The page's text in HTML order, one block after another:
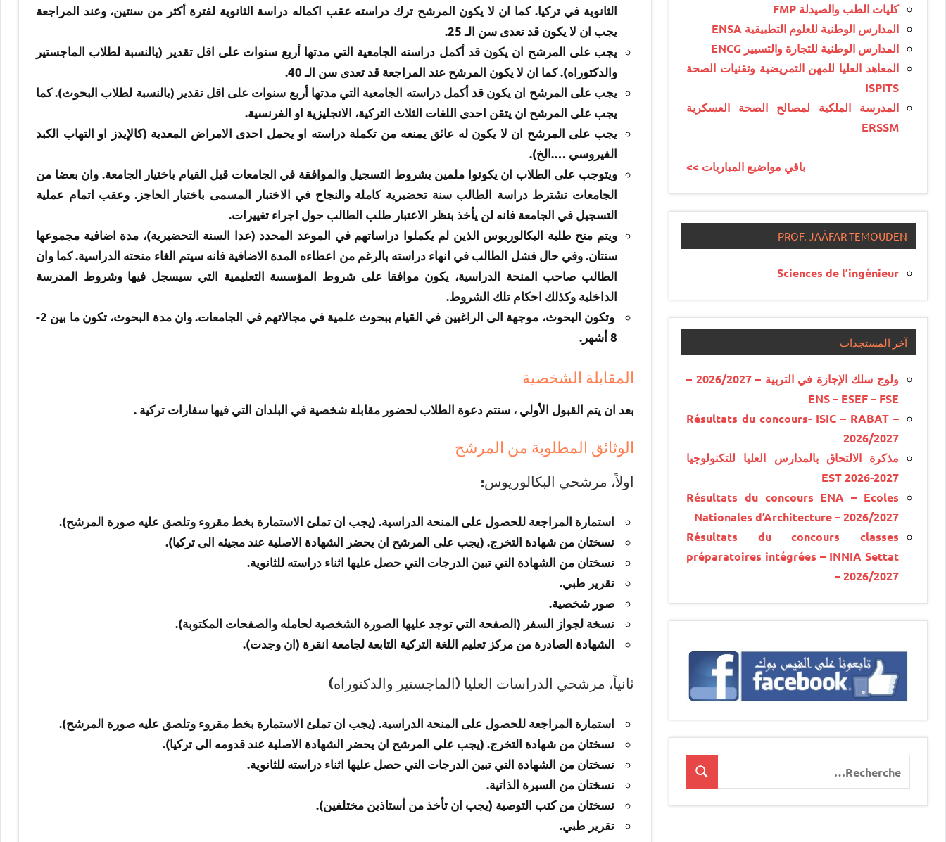
الثانوية في تركيا. كما ان لا يكون المرشح ترك دراسته عقب اكماله دراسة الثانوية لفترة أكثر من سنتين، وعند المراجعة
يجب ان لا يكون قد تعدى سن الـ 25.
يجب على المرشح ان يكون قد أكمل دراسته الجامعية التي مدتها أربع سنوات على اقل تقدير (بالنسبة لطلاب الماجستير
والدكتوراه). كما ان لا يكون المرشح عند المراجعة قد تعدى سن الـ 40.
يجب على المرشح ان يكون قد أكمل دراسته الجامعية التي مدتها أربع سنوات على اقل تقدير (بالنسبة لطلاب البحوث). كما
يجب على المرشح ان يتقن احدى اللغات الثلاث التركية، الانجليزية او الفرنسية.
يجب على المرشح ان لا يكون له عائق يمنعه من تكملة دراسته او يحمل احدى الامراض المعدية (كالإيدز او التهاب الكبد
الفيروسي ….الخ).
ويتوجب على الطلاب ان يكونوا ملمين بشروط التسجيل والموافقة في الجامعات قبل القيام باختيار الجامعة. وان بعضا من
الجامعات تشترط دراسة الطالب سنة تحضيرية كاملة والنجاح في الاختبار المسمى باختبار الحاجز. وعقب اتمام عملية
التسجيل في الجامعة فانه لن يأخذ بنظر الاعتبار طلب الطالب حول اجراء تغييرات.
ويتم منح طلبة البكالوريوس الذين لم يكملوا دراساتهم في الموعد المحدد (عدا السنة التحضيرية)، مدة اضافية مجموعها
سنتان. وفي حال فشل الطالب في انهاء دراسته بالرغم من اعطاءه المدة الاضافية فانه سيتم الغاء منحته الدراسية. كما وان
الطالب صاحب المنحة الدراسية، يكون موافقا على شروط المؤسسة التعليمية التي سيسجل فيها وشروط المدرسة
الداخلية وكذلك احكام تلك الشروط.
وتكون البحوث، موجهة الى الراغبين في القيام ببحوث علمية في مجالاتهم في الجامعات. وان مدة البحوث، تكون ما بين 2-
8 أشهر.
المقابلة الشخصية
بعد ان يتم القبول الأولي ، ستتم دعوة الطلاب لحضور مقابلة شخصية في البلدان التي فيها سفارات تركية .
الوثائق المطلوبة من المرشح
اولاً، مرشحي البكالوريوس:
استمارة المراجعة للحصول على المنحة الدراسية. (يجب ان تملئ الاستمارة بخط مقروء وتلصق عليه صورة المرشح).
نسختان من شهادة التخرج. (يجب على المرشح ان يحضر الشهادة الاصلية عند مجيئه الى تركيا).
نسختان من الشهادة التي تبين الدرجات التي حصل عليها اثناء دراسته للثانوية.
تقرير طبي.
صور شخصية.
نسخة لجواز السفر (الصفحة التي توجد عليها الصورة الشخصية لحامله والصفحات المكتوبة).
الشهادة الصادرة من مركز تعليم اللغة التركية التابعة لجامعة انقرة (ان وجدت).
ثانياً، مرشحي الدراسات العليا (الماجستير والدكتوراه)
استمارة المراجعة للحصول على المنحة الدراسية. (يجب ان تملئ الاستمارة بخط مقروء وتلصق عليه صورة المرشح).
نسختان من شهادة التخرج. (يجب على المرشح ان يحضر الشهادة الاصلية عند قدومه الى تركيا).
نسختان من الشهادة التي تبين الدرجات التي حصل عليها اثناء دراسته للثانوية.
نسختان من السيرة الذاتية.
نسختان من كتب التوصية (يجب ان تأخذ من أستاذين مختلفين).
تقرير طبي.
كليات الطب والصيدلة FMP
المدارس الوطنية للعلوم التطبيقية ENSA
المدارس الوطنية للتجارة والتسيير ENCG
المعاهد العليا للمهن التمريضية وتقنيات الصحة
ISPITS
المدرسة الملكية لمصالح الصحة العسكرية
ERSSM
<< باقي مواضيع المباريات
PROF. JAÂFAR TEMOUDEN
Sciences de l’ingénieur
آخر المستجدات
ولوج سلك الإجازة في التربية – 2026/2027 –
ENS – ESEF – FSE
Résultats du concours- ISIC – RABAT –
2026/2027
مذكرة الالتحاق بالمدارس العليا للتكنولوجيا
EST 2026-2027
Résultats du concours ENA – Ecoles
Nationales d’Architecture – 2026/2027
Résultats du concours classes
préparatoires intégrées – INNIA Settat
– 2026/2027
:
Recherche